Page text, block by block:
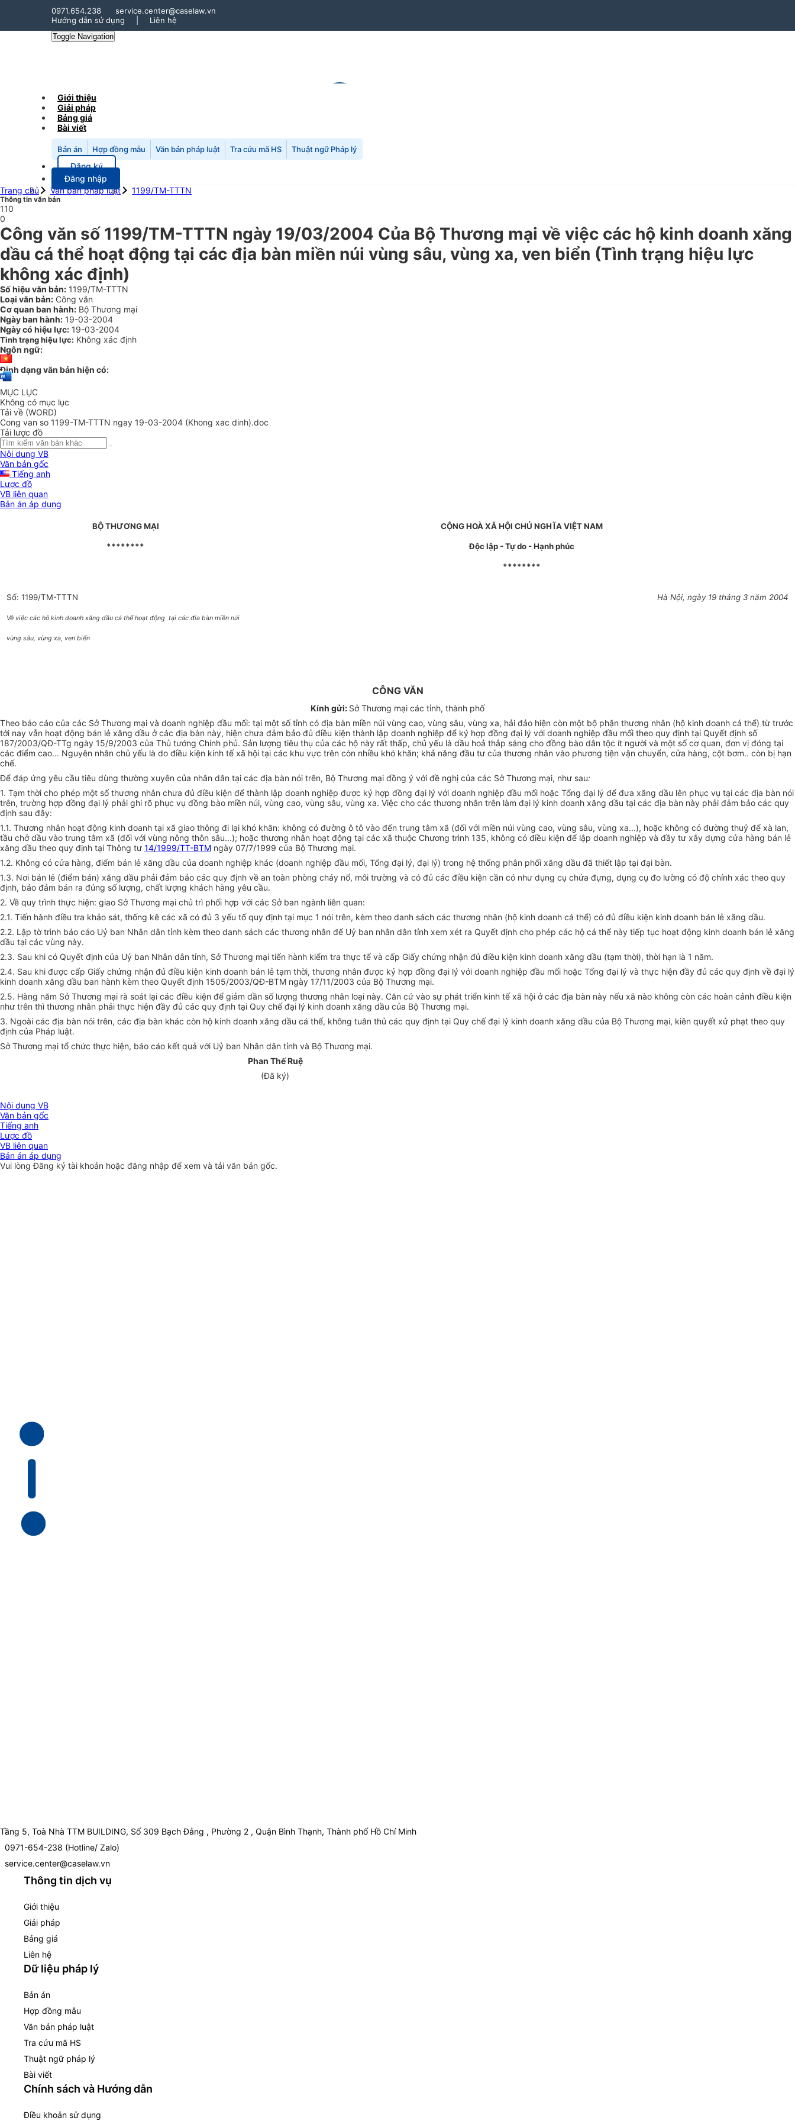
0971.654.238
service.center@caselaw.vn
Hướng dẫn sử dụng
Liên hệ
Toggle Navigation
Giới thiệu
Giải pháp
Bảng giá
Bài viết
Bản án Hợp đồng mẫu Văn bản pháp luật Tra cứu mã HS Thuật ngữ Pháp lý
Đăng ký
Đăng nhập
Trang chủ
Văn bản pháp luật 1199/TM-TTTN
Thông tin văn bản
110
0
Công văn số 1199/TM-TTTN ngày 19/03/2004 Của Bộ Thương mại về việc các hộ kinh doanh xăng
dầu cá thể hoạt động tại các địa bàn miền núi vùng sâu, vùng xa, ven biển (Tình trạng hiệu lực
không xác định)
Số hiệu văn bản: 1199/TM-TTTN
Loại văn bản: Công văn
Cơ quan ban hành: Bộ Thương mại
Ngày ban hành: 19-03-2004
Ngày có hiệu lực: 19-03-2004
Tình trạng hiệu lực: Không xác định
Ngôn ngữ:
Định dạng văn bản hiện có:
MỤC LỤC
Không có mục lục
Tải về (WORD)
Cong van so 1199-TM-TTTN ngay 19-03-2004 (Khong xac dinh).doc
Tải lược đồ
Nội dung VB
Văn bản gốc
Tiếng anh
Lược đồ
VB liên quan
Bản án áp dụng
BỘ THƯƠNG MẠI
********
CỘNG HOÀ XÃ HỘI CHỦ NGHĨA VIỆT NAM
Độc lập - Tự do - Hạnh phúc
********
Số: 1199/TM-TTTN
Về việc các hộ kinh doanh xăng dầu cá thể hoạt động tại các địa bàn miền núi
vùng sâu, vùng xa, ven biển
Hà Nội, ngày 19 tháng 3 năm 2004
CÔNG VĂN
Kính gửi: Sở Thương mại các tỉnh, thành phố
Theo báo cáo của các Sở Thương mại và doanh nghiệp đầu mối: tại một số tỉnh có địa bàn miền núi vùng cao, vùng sâu, vùng xa, hải đảo hiện còn một bộ phận thương nhân (hộ kinh doanh cá thể) từ trước
tới nay vẫn hoạt động bán lẻ xăng dầu ở các địa bàn này, hiện chưa đảm bảo đủ điều kiện thành lập doanh nghiệp để ký hợp đồng đại lý với doanh nghiệp đầu mối theo quy định tại Quyết định số
187/2003/QĐ-TTg ngày 15/9/2003 của Thủ tướng Chính phủ. Sản lượng tiêu thụ của các hộ này rất thấp, chủ yếu là dầu hoả thắp sáng cho đồng bào dân tộc ít người và một số cơ quan, đơn vị đóng tại
các điểm cao... Nguyên nhân chủ yếu là do điều kiện kinh tế xã hội tại các khu vực trên còn nhiều khó khăn; khả năng đầu tư của thương nhân vào phương tiện vận chuyển, cửa hàng, cột bơm.. còn bị hạn
chế.
Để đáp ứng yêu cầu tiêu dùng thường xuyên của nhân dân tại các địa bàn nói trên, Bộ Thương mại đồng ý với đề nghị của các Sở Thương mại, như sau:
1. Tạm thời cho phép một số thương nhân chưa đủ điều kiện để thành lập doanh nghiệp được ký hợp đồng đại lý với doanh nghiệp đầu mối hoặc Tổng đại lý để đưa xăng dầu lên phục vụ tại các địa bàn nói
trên, trường hợp đồng đại lý phải ghi rõ phục vụ đồng bào miền núi, vùng cao, vùng sâu, vùng xa. Việc cho các thương nhân trên làm đại lý kinh doanh xăng dầu tại các địa bàn này phải đảm bảo các quy
định sau đây:
1.1. Thương nhân hoạt động kinh doanh tại xã giao thông đi lại khó khăn: không có đường ô tô vào đến trung tâm xã (đối với miền núi vùng cao, vùng sâu, vùng xa...), hoặc không có đường thuỷ để xà lan,
tầu chở dầu vào trung tâm xã (đối với vùng nông thôn sâu...); hoặc thương nhân hoạt động tại các xã thuộc Chương trình 135, không có điều kiện để lập doanh nghiệp và đầy tư xây dựng cửa hàng bán lẻ
xăng dầu theo quy định tại Thông tư 14/1999/TT-BTM ngày 07/7/1999 của Bộ Thương mại.
1.2. Không có cửa hàng, điểm bán lẻ xăng dầu của doanh nghiệp khác (doanh nghiệp đầu mối, Tổng đại lý, đại lý) trong hệ thống phân phối xăng dầu đã thiết lập tại đại bàn.
1.3. Nơi bán lẻ (điểm bán) xăng dầu phải đảm bảo các quy định về an toàn phòng cháy nổ, môi trường và có đủ các điều kiện cần có như dụng cụ chứa đựng, dụng cụ đo lường có độ chính xác theo quy
định, bảo đảm bán ra đúng số lượng, chất lượng khách hàng yêu cầu.
2. Về quy trình thực hiện: giao Sở Thương mại chủ trì phối hợp với các Sở ban ngành liên quan:
2.1. Tiến hành điều tra khảo sát, thống kê các xã có đủ 3 yếu tố quy định tại mục 1 nói trên, kèm theo danh sách các thương nhân (hộ kinh doanh cá thể) có đủ điều kiện kinh doanh bán lẻ xăng dầu.
2.2. Lập tờ trình báo cáo Uỷ ban Nhân dân tỉnh kèm theo danh sách các thương nhân để Uỷ ban nhân dân tỉnh xem xét ra Quyết định cho phép các hộ cá thể này tiếp tục hoạt động kinh doanh bán lẻ xăng
dầu tại các vùng này.
2.3. Sau khi có Quyết định của Uỷ ban Nhân dân tỉnh, Sở Thương mại tiến hành kiểm tra thực tế và cấp Giấy chứng nhận đủ điều kiện kinh doanh xăng dầu (tạm thời), thời hạn là 1 năm.
2.4. Sau khi được cấp Giấy chứng nhận đủ điều kiện kinh doanh bán lẻ tạm thời, thương nhân được ký hợp đồng đại lý với doanh nghiệp đầu mối hoặc Tổng đại lý và thực hiện đầy đủ các quy định về đại lý
kinh doanh xăng dầu ban hành kèm theo Quyết định 1505/2003/QĐ-BTM ngày 17/11/2003 của Bộ Thương mại.
2.5. Hàng năm Sở Thương mại rà soát lại các điều kiện để giảm dần số lượng thương nhân loại này. Căn cứ vào sự phát triển kinh tế xã hội ở các địa bàn này nếu xã nào không còn các hoàn cảnh điều kiện
như trên thì thương nhân phải thực hiện đầy đủ các quy định tại Quy chế đại lý kinh doanh xăng dầu của Bộ Thương mại.
3. Ngoài các địa bàn nói trên, các địa bàn khác còn hộ kinh doanh xăng dầu cá thể, không tuân thủ các quy định tại Quy chế đại lý kinh doanh xăng dầu của Bộ Thương mại, kiên quyết xử phạt theo quy
định của Pháp luật.
Sở Thương mại tổ chức thực hiện, báo cáo kết quả với Uỷ ban Nhân dân tỉnh và Bộ Thương mại.
Phan Thế Ruệ
(Đã ký)
Nội dung VB
Văn bản gốc
Tiếng anh
Lược đồ
VB liên quan
Bản án áp dụng
Vui lòngĐăng ký tài khoản hoặc đăng nhập để xem và tải văn bản gốc.
Tầng 5, Toà Nhà TTM BUILDING, Số 309 Bạch Đằng , Phường 2 , Quận Bình Thạnh, Thành phố Hồ Chí Minh
0971-654-238 (Hotline/ Zalo)
service.center@caselaw.vn
Thông tin dịch vụ
Giới thiệu
Giải pháp
Bảng giá
Liên hệ
Dữ liệu pháp lý
Bản án
Hợp đồng mẫu
Văn bản pháp luật
Tra cứu mã HS
Thuật ngữ pháp lý
Bài viết
Chính sách và Hướng dẫn
Điều khoản sử dụng